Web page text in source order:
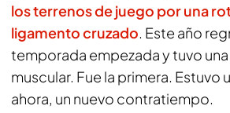
los terrenos de juego por una
ligamento cruzado. Este año
temporada empezada y tuvo una
muscular. Fue la primera. Estuvo
ahora, un nuevo contratiempo.